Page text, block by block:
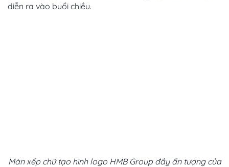
diễn ra vào buổi chiều.
Màn xếp chữ tạo hình logo HMB Group đầy ấn tượng của